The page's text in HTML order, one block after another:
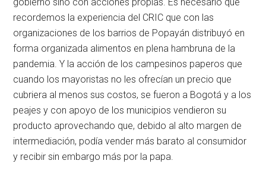
gobierno sino con acciones propias. Es necesario que
recordemos la experiencia del CRIC que con las
organizaciones de los barrios de Popayán distribuyó en
forma organizada alimentos en plena hambruna de la
pandemia. Y la acción de los campesinos paperos que
cuando los mayoristas no les ofrecían un precio que
cubriera al menos sus costos, se fueron a Bogotá y a los
peajes y con apoyo de los municipios vendieron su
producto aprovechando que, debido al alto margen de
intermediación, podía vender más barato al consumidor
y recibir sin embargo más por la papa.